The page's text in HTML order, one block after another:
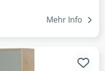
Mehr Info